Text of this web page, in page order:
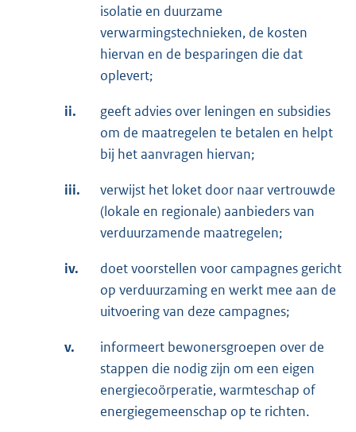
isolatie en duurzame
verwarmingstechnieken, de kosten
hiervan en de besparingen die dat
oplevert;
ii.
geeft advies over leningen en subsidies
om de maatregelen te betalen en helpt
bij het aanvragen hiervan;
iii.
verwijst het loket door naar vertrouwde
(lokale en regionale) aanbieders van
verduurzamende maatregelen;
iv.
doet voorstellen voor campagnes gericht
op verduurzaming en werkt mee aan de
uitvoering van deze campagnes;
v.
informeert bewonersgroepen over de
stappen die nodig zijn om een eigen
energiecoörperatie, warmteschap of
energiegemeenschap op te richten.